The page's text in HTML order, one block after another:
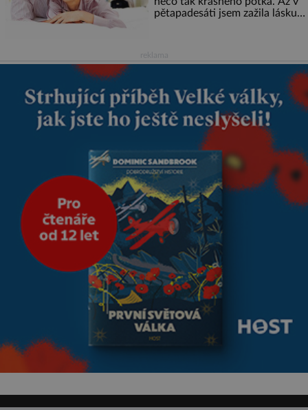
pětapadesáti jsem zažila lásku
nás dali dohromady, Toník byl
dobře zaopatřený mladý muž.
Manželství nám oběma moc
nesvědčilo, brzy jsme zjistili, že